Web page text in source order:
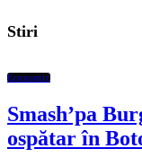
Stiri
Economic
Smash’pa
ospătar în